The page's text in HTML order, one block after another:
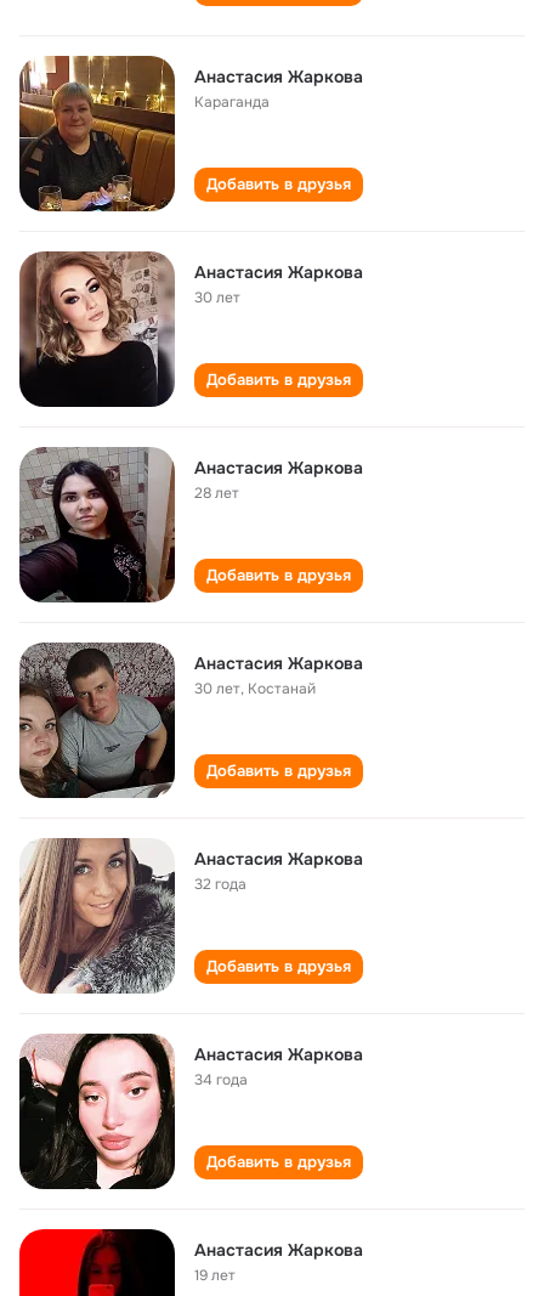
Анастасия Жаркова
Караганда
Добавить в друзья
Анастасия Жаркова
30 лет
Добавить в друзья
Анастасия Жаркова
28 лет
Добавить в друзья
Анастасия Жаркова
30 лет, Костанай
Добавить в друзья
Анастасия Жаркова
32 года
Добавить в друзья
Анастасия Жаркова
34 года
Добавить в друзья
Анастасия Жаркова
19 лет